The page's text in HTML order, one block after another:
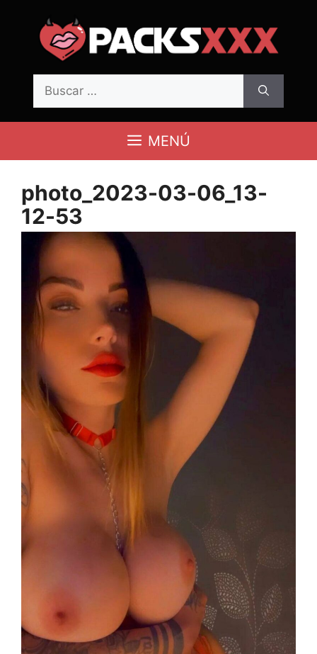
contenido
MENÚ
photo_2023-03-06_13-
12-53